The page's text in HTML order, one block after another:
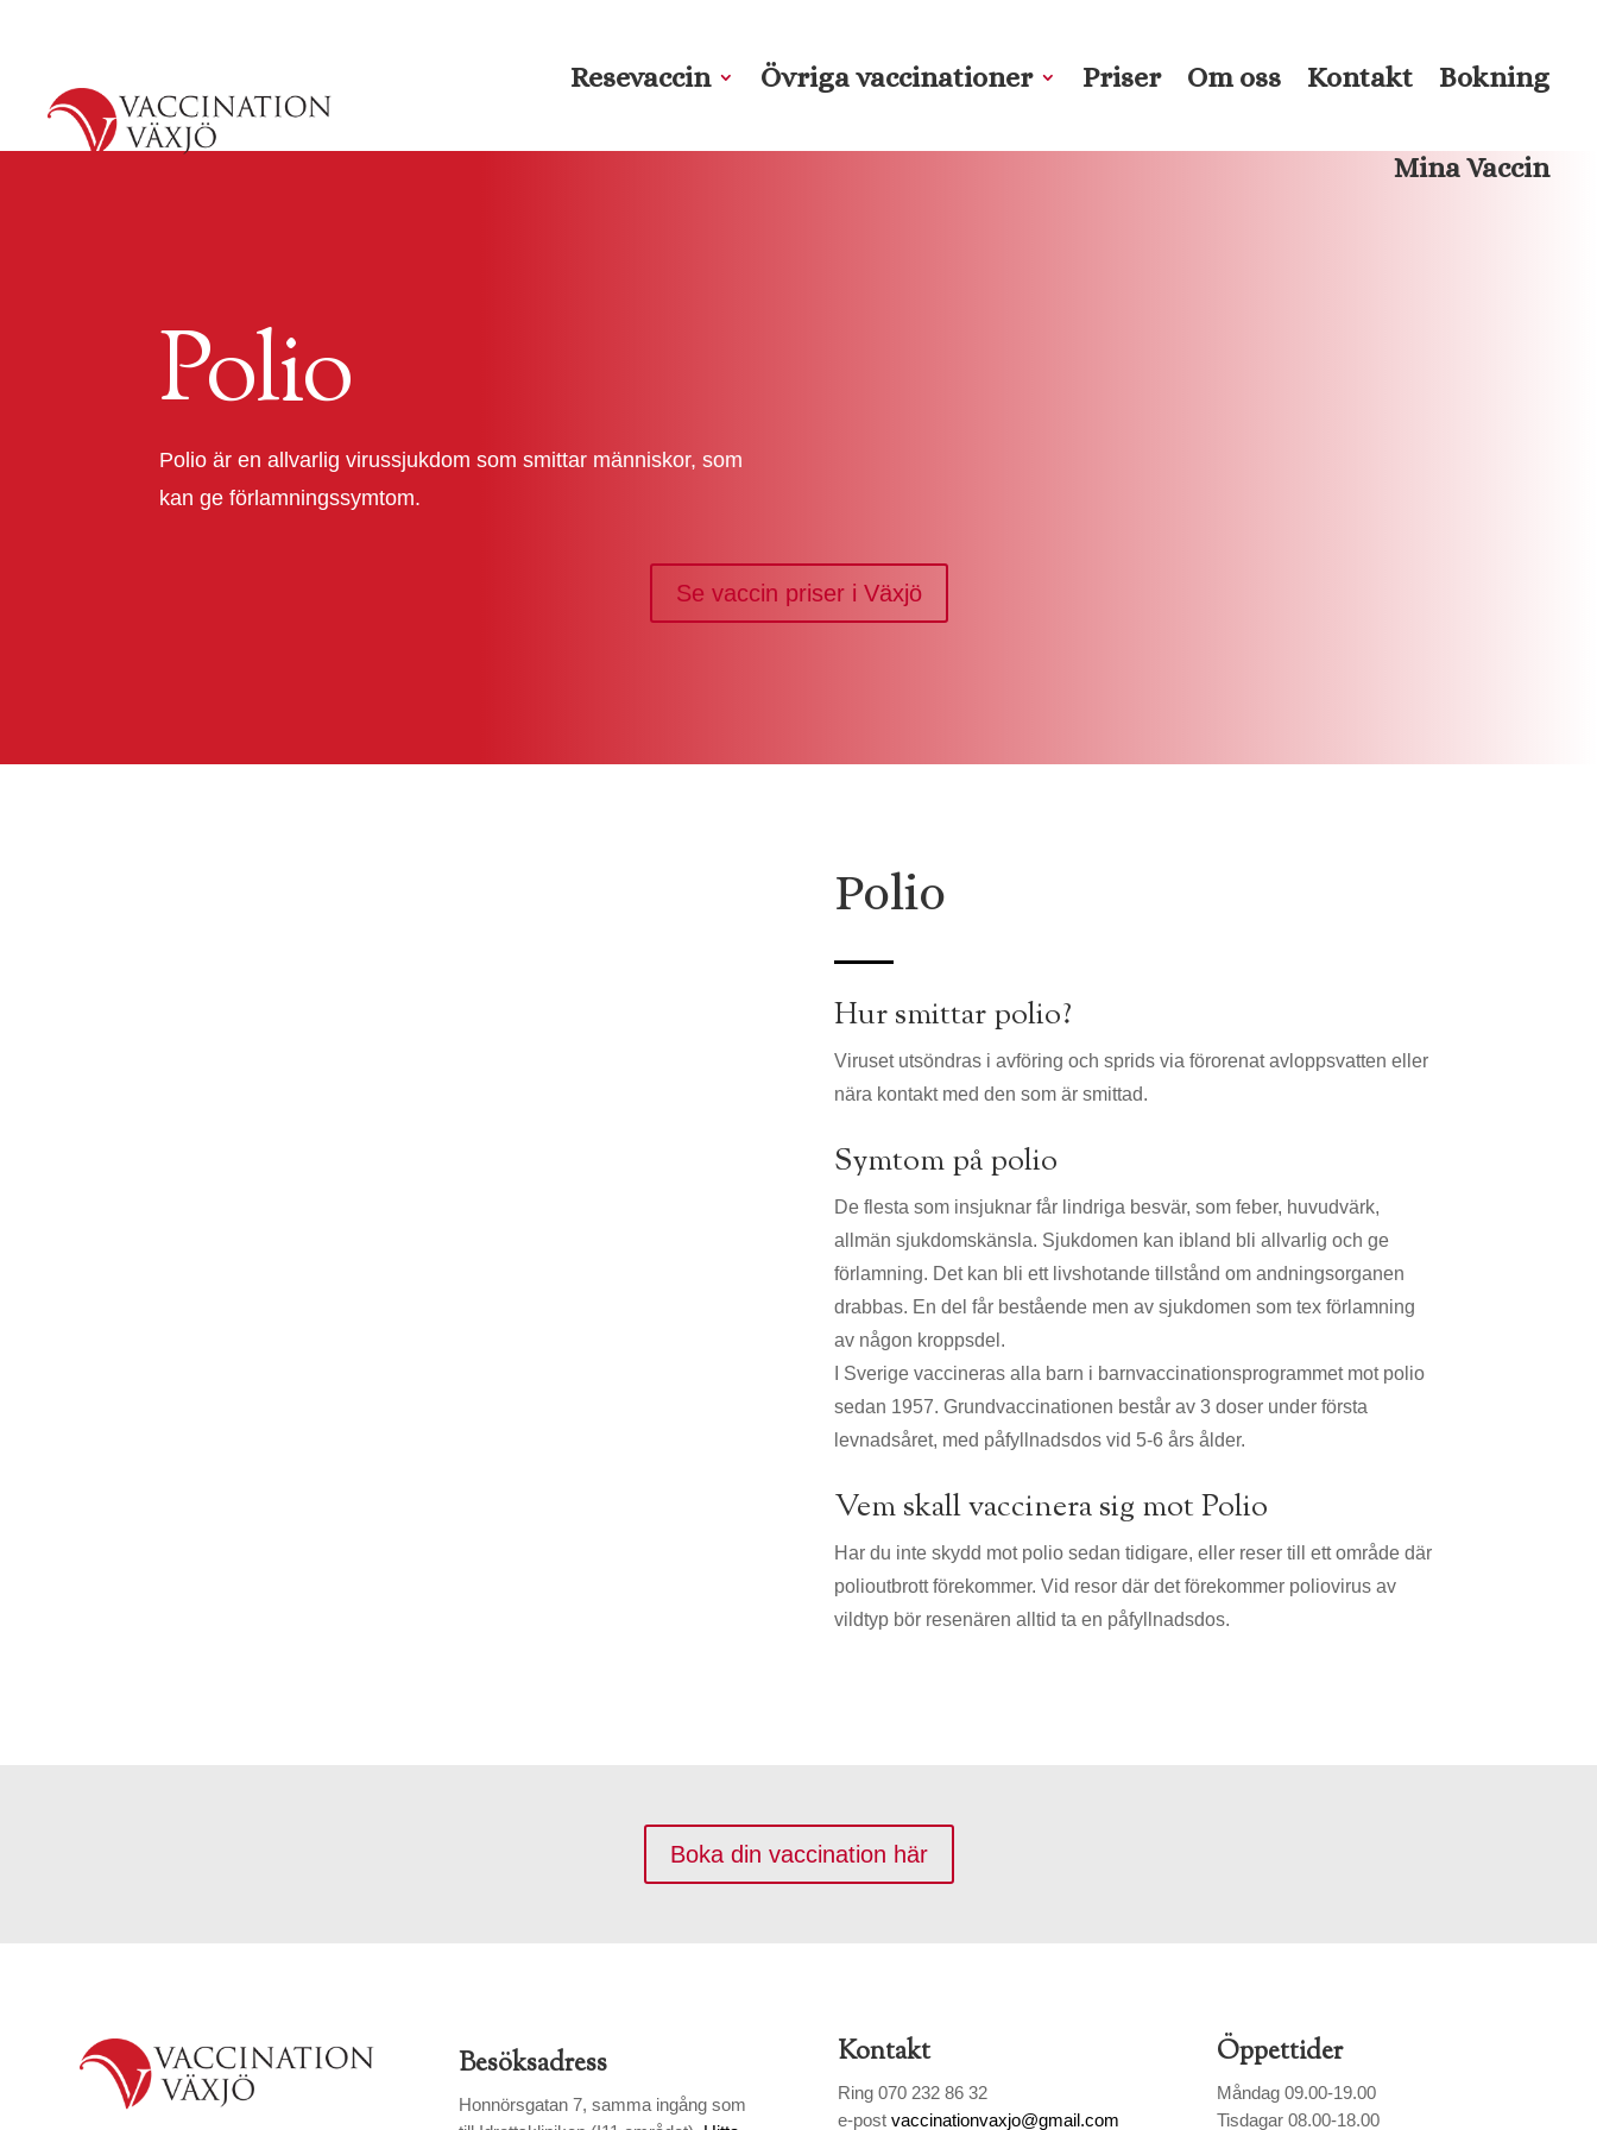
Resevaccin Övriga vaccinationer Priser Om oss Kontakt Bokning
Mina Vaccin
Polio
Polio är en allvarlig virussjukdom som smittar människor, som
kan ge förlamningssymtom.
Se vaccin priser i Växjö
Polio
Hur smittar polio?
Viruset utsöndras i avföring och sprids via förorenat avloppsvatten eller
nära kontakt med den som är smittad.
Symtom på polio
De flesta som insjuknar får lindriga besvär, som feber, huvudvärk,
allmän sjukdomskänsla. Sjukdomen kan ibland bli allvarlig och ge
förlamning. Det kan bli ett livshotande tillstånd om andningsorganen
drabbas. En del får bestående men av sjukdomen som tex förlamning
av någon kroppsdel.
I Sverige vaccineras alla barn i barnvaccinationsprogrammet mot polio
sedan 1957. Grundvaccinationen består av 3 doser under första
levnadsåret, med påfyllnadsdos vid 5-6 års ålder.
Vem skall vaccinera sig mot Polio
Har du inte skydd mot polio sedan tidigare, eller reser till ett område där
polioutbrott förekommer. Vid resor där det förekommer poliovirus av
vildtyp bör resenären alltid ta en påfyllnadsdos.
Boka din vaccination här
Besöksadress
Honnörsgatan 7, samma ingång som
Kontakt
Ring 070 232 86 32
e-postvaccinationvaxjo@gmail.com
Öppettider
Måndag 09.00-19.00
Tisdagar 08.00-18.00